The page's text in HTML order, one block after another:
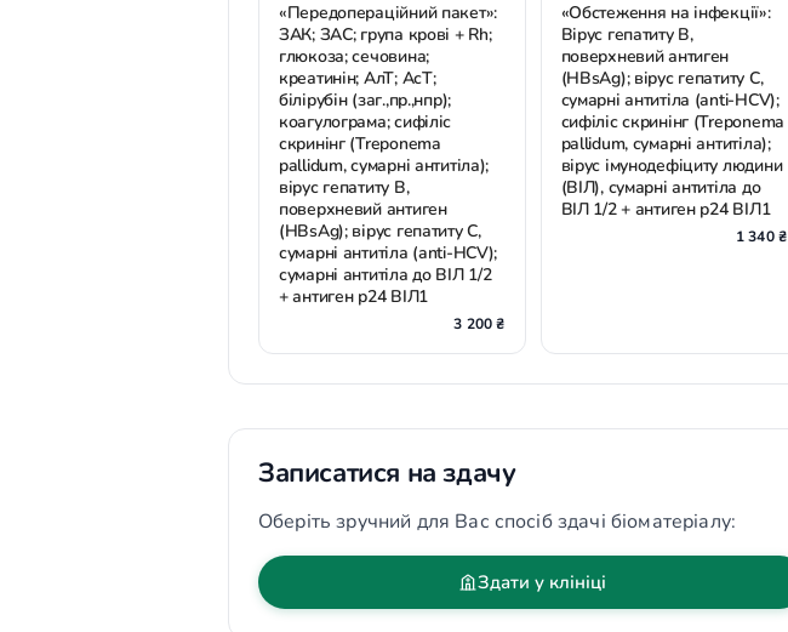
«Передопераційний пакет»:
ЗАК; ЗАС; група крові + Rh;
глюкоза; сечовина;
креатинін; АлТ; АсТ;
білірубін (заг.,пр.,нпр);
коагулограма; сифіліс
скринінг (Treponema
pallidum, сумарні антитіла);
вірус гепатиту В,
поверхневий антиген
(HBsAg); вірус гепатиту С,
сумарні антитіла (anti-HCV);
сумарні антитіла до ВІЛ 1/2
+ антиген р24 ВІЛ1
3 200 ₴
«Обстеження на інфекції»:
Вірус гепатиту В,
поверхневий антиген
(HBsAg); вірус гепатиту С,
сумарні антитіла (anti-HCV);
сифіліс скринінг (Treponema
pallidum, сумарні антитіла);
вірус імунодефіциту людини
(ВІЛ), сумарні антитіла до
ВІЛ 1/2 + антиген р24 ВІЛ1
1 340 ₴
Записатися на здачу
Оберіть зручний для Вас спосіб здачі біоматеріалу:
Здати у клініці